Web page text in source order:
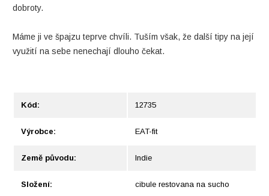
dobroty.
Máme ji ve špajzu teprve chvíli. Tuším však, že další tipy na její
využití na sebe nenechají dlouho čekat.
Kód: 12735
Výrobce: EAT-fit
Země původu: Indie
Složení: cibule restovana na sucho